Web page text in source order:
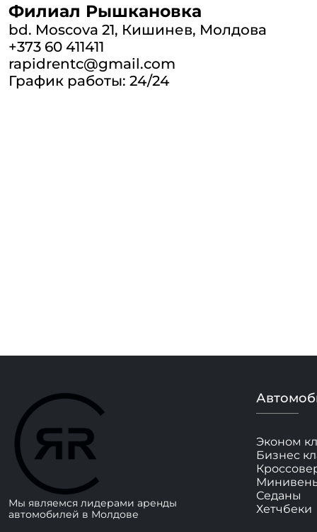
Филиал Рышкановка
bd. Moscova 21, Кишинев, Молдова
+373 60 411411
rapidrentc@gmail.com
График работы: 24/24
Мы являемся лидерами аренды
автомобилей в Молдове
Эконом
Бизнес
Седаны
Хетчбеки